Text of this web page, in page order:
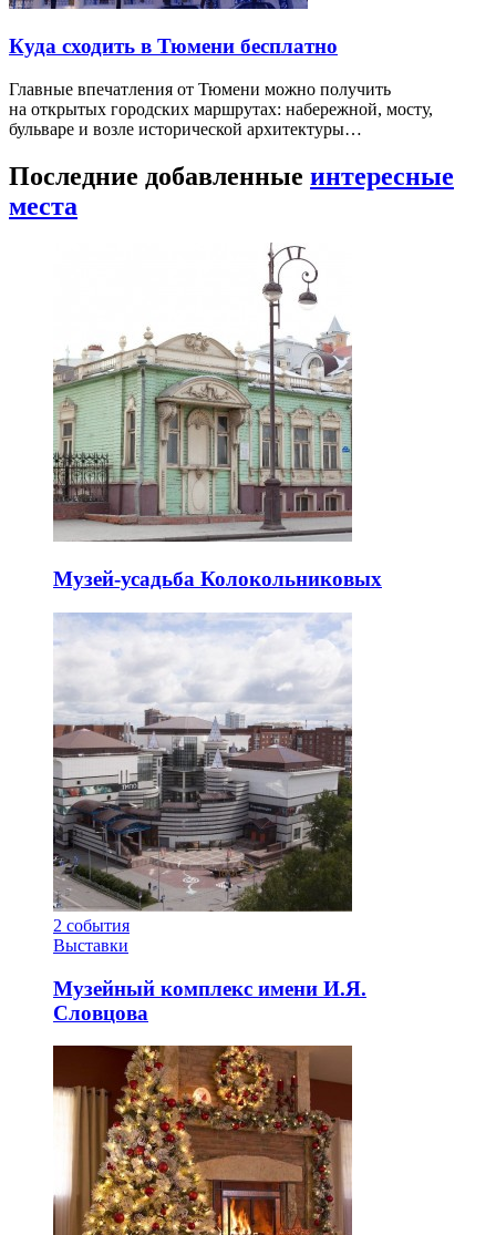
Куда сходить в Тюмени бесплатно
Главные впечатления от Тюмени можно получить
на открытых городских маршрутах: набережной, мосту,
бульваре и возле исторической архитектуры…
Последние добавленные интересные
места
Музей-усадьба Колокольниковых
2 события
Выставки
Музейный комплекс имени И.Я.
Словцова